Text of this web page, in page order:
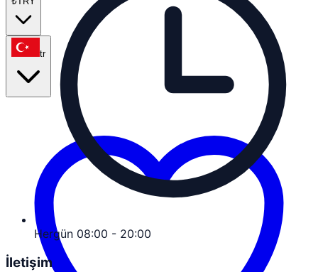
tr
Hergün 08:00 - 20:00
İletişim